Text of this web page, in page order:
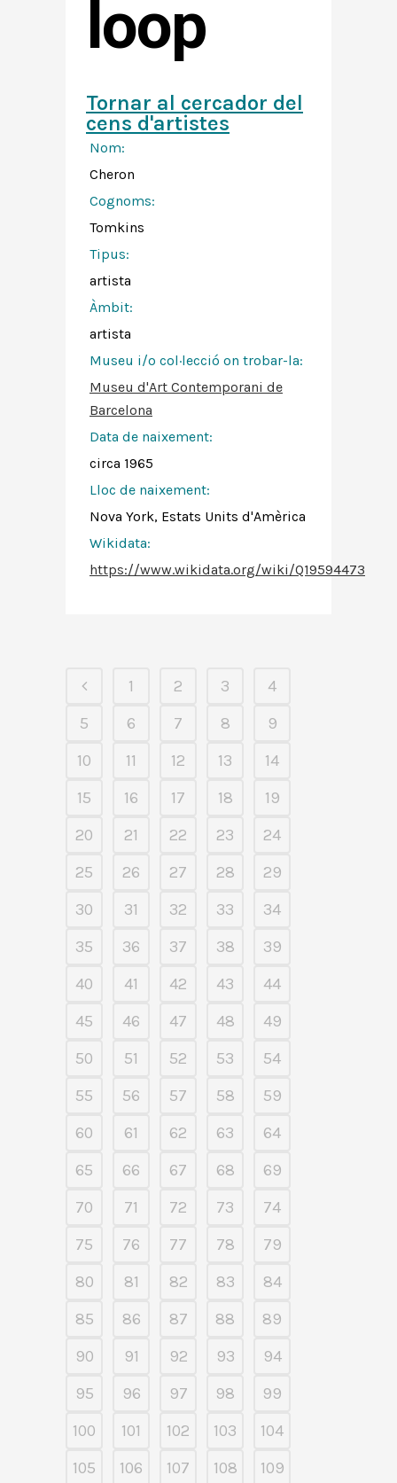
loop
Tornar al cercador del
cens d'artistes
Nom:
Cheron
Cognoms:
Tomkins
Tipus:
artista
Àmbit:
artista
Museu i/o col·lecció on trobar-la:
Museu d'Art Contemporani de
Barcelona
Data de naixement:
circa 1965
Lloc de naixement:
Nova York, Estats Units d'Amèrica
Wikidata:
https://www.wikidata.org/wiki/Q19594473
1 2 3
4
5
6 7 8
9
10
11 12 13
14
15
16 17 18
19
20
21 22 23
24
25
26 27 28
29
30
31 32 33
34
35
36 37 38
39
40
41 42 43
44
45
46 47 48
49
50
51 52 53
54
55
56 57 58
59
60
61 62 63
64
65
66 67 68
69
70
71 72 73
74
75
76 77 78
79
80
81 82 83
84
85
86 87 88
89
90
91 92 93
94
95
96 97 98
99
100
101 102 103
104
105
106 107 108
109